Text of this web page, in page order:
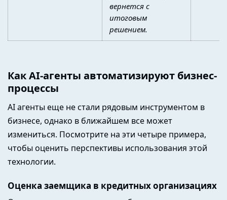
вернется с
итоговым
решением.
Как AI-агенты автоматизируют бизнес-
процессы
AI агенты еще не стали рядовым инструментом в
бизнесе, однако в ближайшем все может
измениться. Посмотрите на эти четыре примера,
чтобы оценить перспективы использования этой
технологии.
Оценка заемщика в кредитных организациях